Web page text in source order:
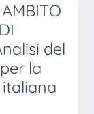
del
la